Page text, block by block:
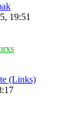
19:51
(Links)